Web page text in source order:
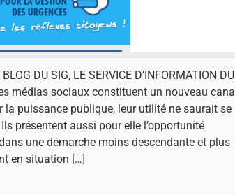
DU SIG, LE SERVICE D’INFORMATION DU
médias sociaux constituent un nouveau canal
puissance publique, leur utilité ne saurait se
présentent aussi pour elle l’opportunité
une démarche moins descendante et plus
en situation […]